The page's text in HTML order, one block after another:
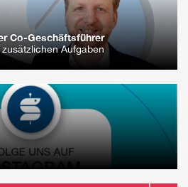
Co-Geschäftsführer
Aufgaben